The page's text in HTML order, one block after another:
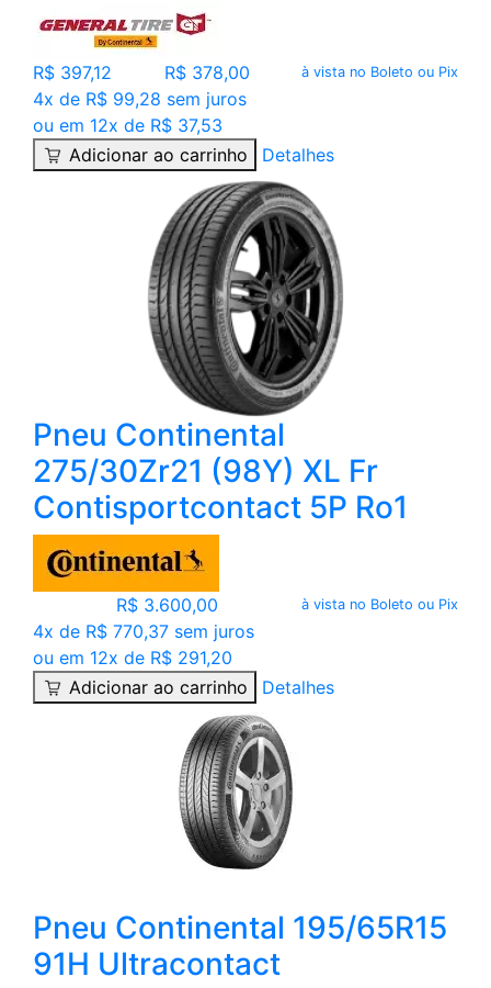
R$ 397,12 R$ 378,00 à vista no Boleto ou Pix
4x de R$ 99,28 sem juros
ou em 12x de R$ 37,53
Adicionar ao carrinho
Detalhes
Pneu Continental
275/30Zr21 (98Y) XL Fr
Contisportcontact 5P Ro1
R$ 3.600,00 à vista no Boleto ou Pix
4x de R$ 770,37 sem juros
ou em 12x de R$ 291,20
Adicionar ao carrinho
Detalhes
Pneu Continental 195/65R15
91H Ultracontact